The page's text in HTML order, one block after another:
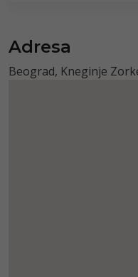
Adresa
Beograd, Kneginje